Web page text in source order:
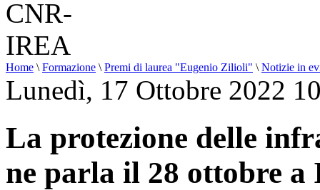
Home \ Formazione \ Premi di laurea "Eugenio Zilioli" \ Notizie in
Lunedì, 17 Ottobre 2022
La protezione delle
ne parla il 28 ottobre